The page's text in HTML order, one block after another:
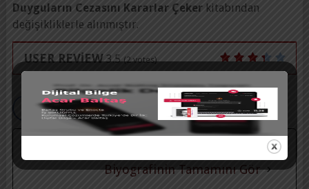
Duyguların Cezasını Kararlar Çekerkitabından
değişikliklerle alınmıştır.
USER REVIEW 3.5 (2votes)
Biyografinin Tamamını Gör